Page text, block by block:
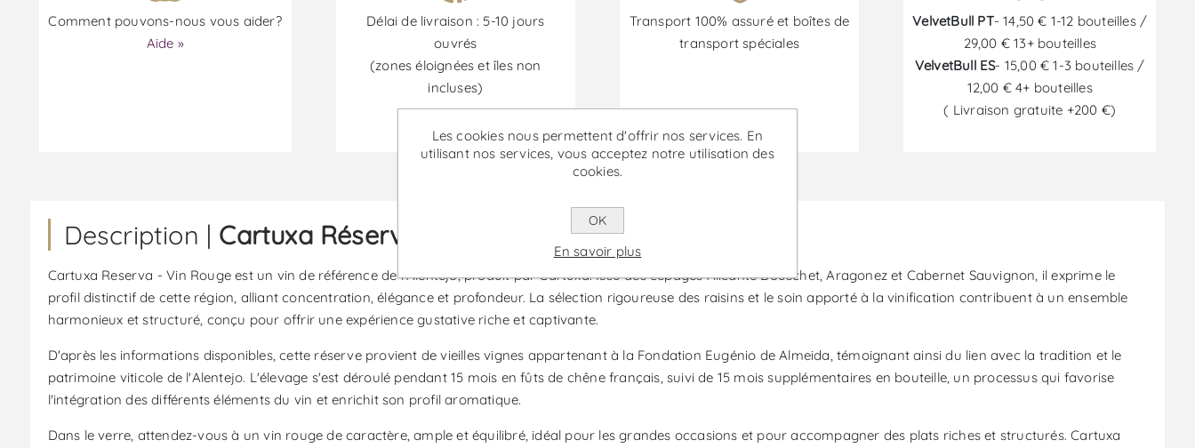
Comment pouvons-nous vous aider?
Aide »
Délai de livraison : 5-10 jours
ouvrés
(zones éloignées et îles non
incluses)
Transport 100% assuré et boîtes de
transport spéciales
VelvetBull PT- 14,50 € 1-12 bouteilles /
29,00 € 13+ bouteilles
VelvetBull ES- 15,00 € 1-3 bouteilles /
12,00 € 4+ bouteilles
( Livraison gratuite +200 €)
Les promotions sont disponibles du 30/06/2026 au 30/09/2026
Description | Cartuxa Réserve - Vin Rouge
Cartuxa Reserva - Vin Rouge est un vin de référence de l'Alentejo, produit par Cartuxa. Issu des cépages Alicante Bouschet, Aragonez et Cabernet Sauvignon, il exprime le
profil distinctif de cette région, alliant concentration, élégance et profondeur. La sélection rigoureuse des raisins et le soin apporté à la vinification contribuent à un ensemble
harmonieux et structuré, conçu pour offrir une expérience gustative riche et captivante.
D'après les informations disponibles, cette réserve provient de vieilles vignes appartenant à la Fondation Eugénio de Almeida, témoignant ainsi du lien avec la tradition et le
patrimoine viticole de l'Alentejo. L'élevage s'est déroulé pendant 15 mois en fûts de chêne français, suivi de 15 mois supplémentaires en bouteille, un processus qui favorise
l'intégration des différents éléments du vin et enrichit son profil aromatique.
Dans le verre, attendez-vous à un vin rouge de caractère, ample et équilibré, idéal pour les grandes occasions et pour accompagner des plats riches et structurés. Cartuxa
Les cookies nous permettent d'offrir nos services. En
utilisant nos services, vous acceptez notre utilisation des
cookies.
OK
En savoir plus